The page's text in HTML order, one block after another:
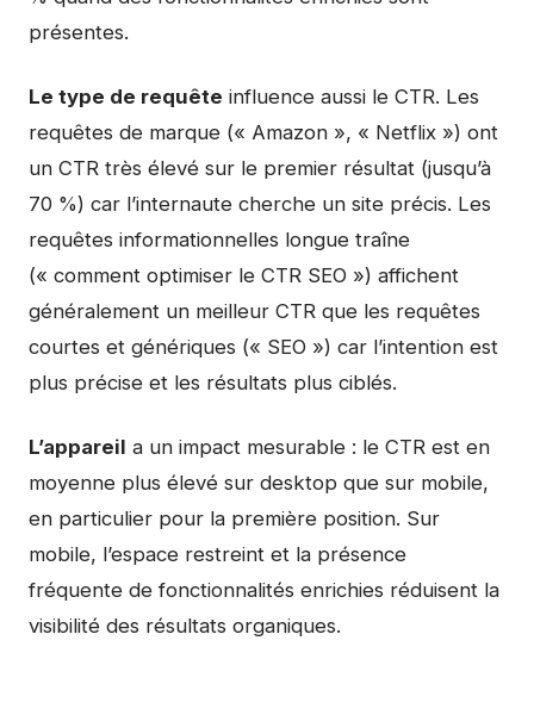
présentes.
Le type de requête influence aussi le CTR. Les
requêtes de marque (« Amazon », « Netflix ») ont
un CTR très élevé sur le premier résultat (jusqu’à
70 %) car l’internaute cherche un site précis. Les
requêtes informationnelles longue traîne
(« comment optimiser le CTR SEO ») affichent
généralement un meilleur CTR que les requêtes
courtes et génériques (« SEO ») car l’intention est
plus précise et les résultats plus ciblés.
L’appareil a un impact mesurable : le CTR est en
moyenne plus élevé sur desktop que sur mobile,
en particulier pour la première position. Sur
mobile, l’espace restreint et la présence
fréquente de fonctionnalités enrichies réduisent la
visibilité des résultats organiques.